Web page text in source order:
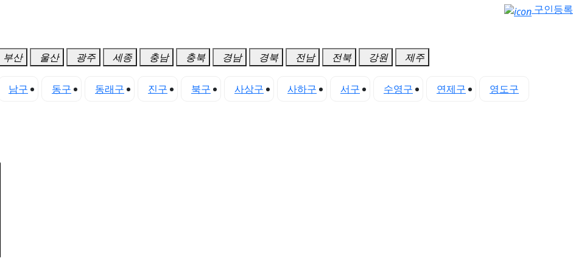
구인등록
부산 울산 광주 세종 충남 충북 경남 경북 전남 전북 강원 제주
남구 동구 동래구 진구 북구 사상구 사하구 서구 수영구 연제구 영도구